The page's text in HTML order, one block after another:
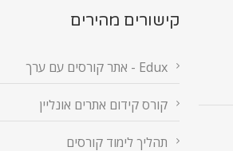
קישורים מהירים
Edux - אתר קורסים עם ערך
קורס קידום אתרים אונליין
תהליך לימוד קורסים